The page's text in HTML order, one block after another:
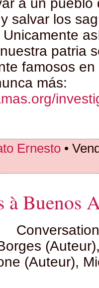
a un
salvar los
patria
famosos
más:
Ernesto •
à Buenos
(Auteur),